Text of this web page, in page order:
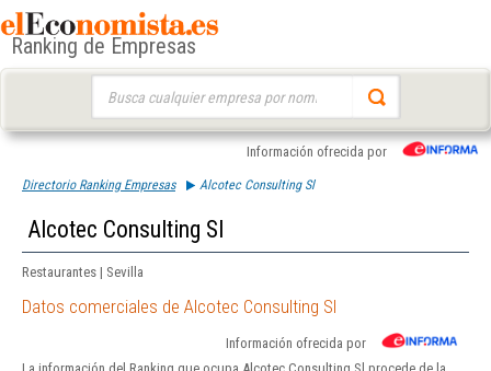
Ranking de Empresas
Información ofrecida por
Directorio Ranking Empresas Alcotec Consulting Sl
Alcotec Consulting Sl
Restaurantes | Sevilla
Datos comerciales de Alcotec Consulting Sl
Información ofrecida por